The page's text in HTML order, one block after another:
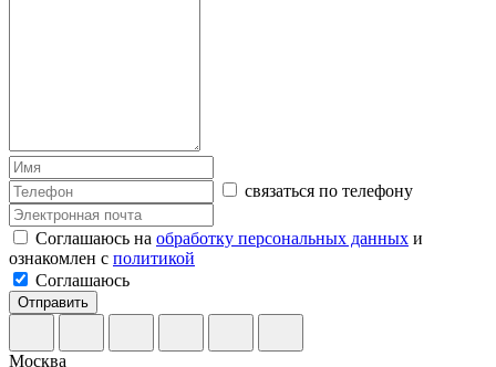
связаться по телефону
Соглашаюсь на обработку персональных данных и
ознакомлен с политикой
Соглашаюсь
Отправить
Москва